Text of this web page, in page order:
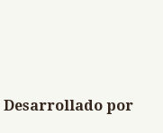
Desarrollado por